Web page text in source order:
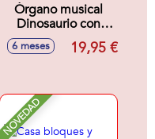
Órgano musical
Dinosaurio con
actividades 2 en 1,
con luces y sonidos
6 meses 19,95 €
NOVEDAD